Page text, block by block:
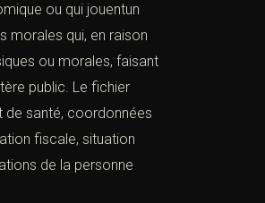
ou qui jouentun
morales qui, en raison
ou morales, faisant
public. Le fichier
de santé, coordonnées
fiscale, situation
de la personne